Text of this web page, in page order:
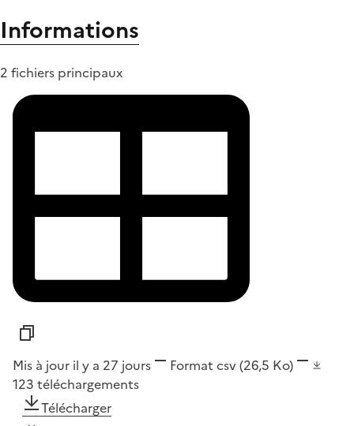
Informations
2 fichiers principaux
Mis à jour il y a 27 jours Format csv(26,5 Ko)
123 téléchargements
Télécharger